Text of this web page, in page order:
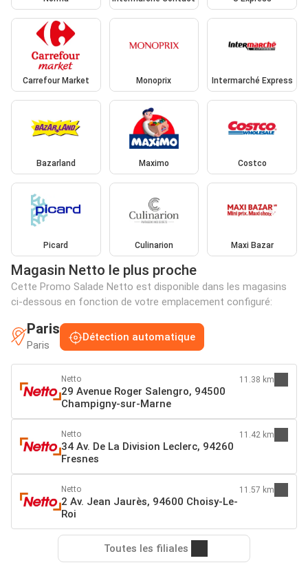
Carrefour Market Monoprix Intermarché Express
Bazarland Maximo Costco
Picard Culinarion Maxi Bazar
Magasin Netto le plus proche
Cette Promo Salade Netto est disponible dans les magasins
ci-dessous en fonction de votre emplacement configuré:
Paris
Paris
Détection automatique
Netto
29 Avenue Roger Salengro, 94500
Champigny-sur-Marne
11.38 km
Netto
34 Av. De La Division Leclerc, 94260
Fresnes
11.42 km
Netto
2 Av. Jean Jaurès, 94600 Choisy-Le-
Roi
11.57 km
Toutes les filiales